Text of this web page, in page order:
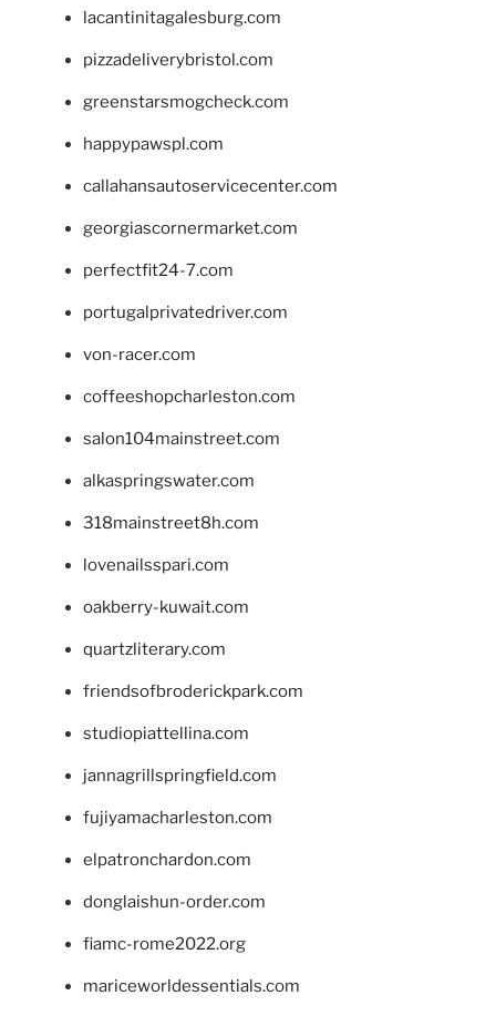
lacantinitagalesburg.com
pizzadeliverybristol.com
greenstarsmogcheck.com
happypawspl.com
callahansautoservicecenter.com
georgiascornermarket.com
perfectfit24-7.com
portugalprivatedriver.com
von-racer.com
coffeeshopcharleston.com
salon104mainstreet.com
alkaspringswater.com
318mainstreet8h.com
lovenailsspari.com
oakberry-kuwait.com
quartzliterary.com
friendsofbroderickpark.com
studiopiattellina.com
jannagrillspringfield.com
fujiyamacharleston.com
elpatronchardon.com
donglaishun-order.com
fiamc-rome2022.org
mariceworldessentials.com